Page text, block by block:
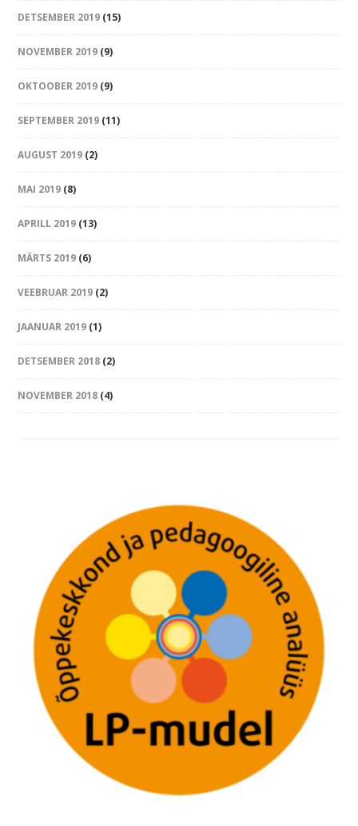
DETSEMBER 2019 (15)
NOVEMBER 2019 (9)
OKTOOBER 2019 (9)
SEPTEMBER 2019 (11)
AUGUST 2019 (2)
MAI 2019 (8)
APRILL 2019 (13)
MÄRTS 2019 (6)
VEEBRUAR 2019 (2)
JAANUAR 2019 (1)
DETSEMBER 2018 (2)
NOVEMBER 2018 (4)